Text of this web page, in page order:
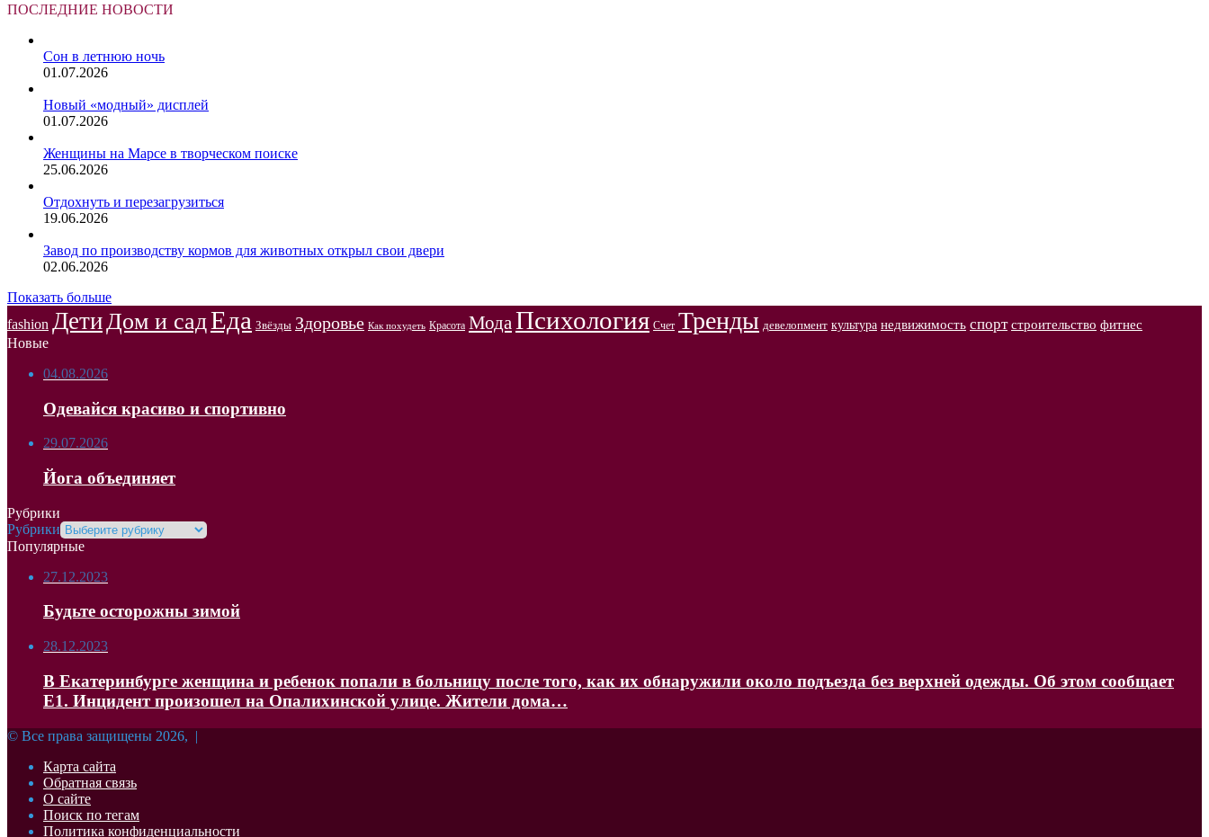
ПОСЛЕДНИЕ НОВОСТИ
Сон в летнюю ночь
01.07.2026
Новый «модный» дисплей
01.07.2026
Женщины на Марсе в творческом поиске
25.06.2026
Отдохнуть и перезагрузиться
19.06.2026
Завод по производству кормов для животных открыл свои двери
02.06.2026
Показать больше
fashion ДетиДом и садЕда Звёзды Здоровье Как похудеть Красота Мода Психология Счет Тренды девелопмент культура недвижимость спорт строительство фитнес
Новые
04.08.2026
Одевайся красиво и спортивно
29.07.2026
Йога объединяет
Рубрики
Рубрики
Популярные
27.12.2023
Будьте осторожны зимой
28.12.2023
В Екатеринбурге женщина и ребенок попали в больницу после того, как их обнаружили около подъезда без верхней одежды. Об этом сообщает
Е1. Инцидент произошел на Опалихинской улице. Жители дома…
© Все права защищены 2026, |
Карта сайта
Обратная связь
О сайте
Поиск по тегам
Политика конфиденциальности